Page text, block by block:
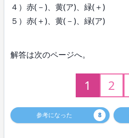
４）赤(－)、黄(ア)、緑(＋)
５）赤(＋)、黄(－)、緑(ア)
解答は次のページへ。
1 2
参考になった 8